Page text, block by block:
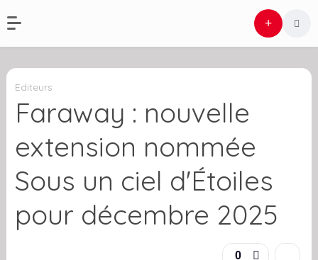
Editeurs
Faraway : nouvelle
extension nommée
Sous un ciel d'Étoiles
pour décembre 2025
0